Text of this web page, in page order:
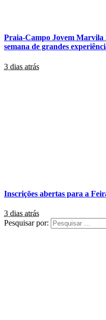
Praia-Campo Jovem Marvila
semana de grandes
3 dias atrás
Inscrições abertas para a
3 dias atrás
Pesquisar por: